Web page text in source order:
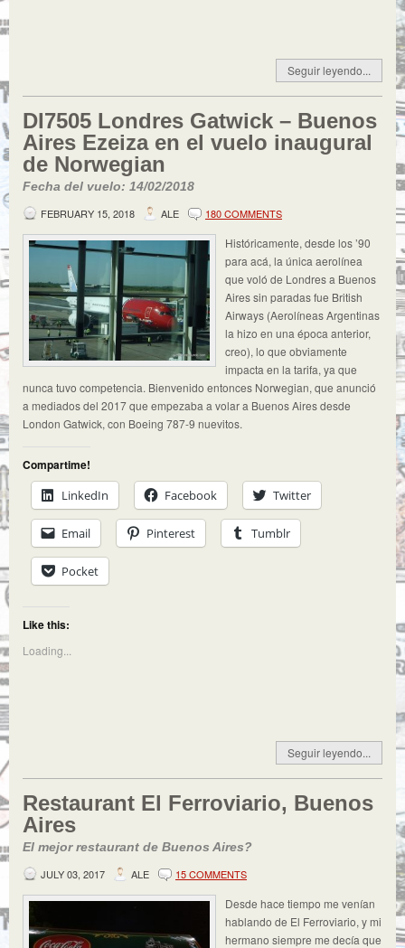
Seguir leyendo...
DI7505 Londres Gatwick – Buenos
Aires Ezeiza en el vuelo inaugural
de Norwegian
Fecha del vuelo: 14/02/2018
FEBRUARY 15, 2018
ALE 180 COMMENTS
Históricamente, desde los ’90
para acá, la única aerolínea
que voló de Londres a Buenos
Aires sin paradas fue British
Airways (Aerolíneas Argentinas
la hizo en una época anterior,
creo), lo que obviamente
impacta en la tarifa, ya que
nunca tuvo competencia. Bienvenido entonces Norwegian, que anunció
a mediados del 2017 que empezaba a volar a Buenos Aires desde
London Gatwick, con Boeing 787-9 nuevitos.
Compartime!
LinkedIn
Facebook Twitter
Email Pinterest Tumblr
Pocket
Like this:
Loading...
Seguir leyendo...
Restaurant El Ferroviario, Buenos
Aires
El mejor restaurant de Buenos Aires?
JULY 03, 2017
ALE 15 COMMENTS
Desde hace tiempo me venían
hablando de El Ferroviario, y mi
hermano siempre me decía que